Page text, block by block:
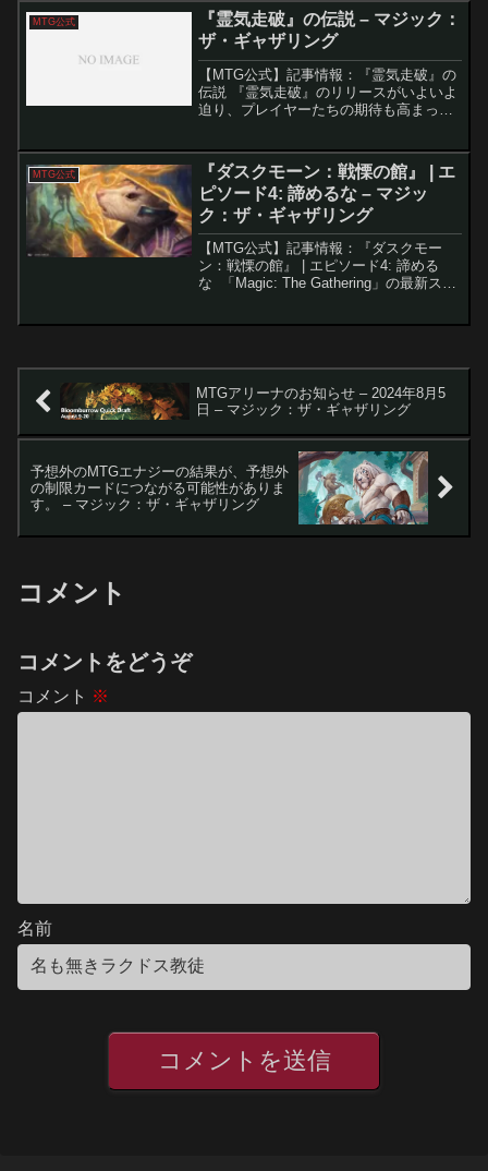
家であるカーニバルが炎に包まれる中、
必死に逃げ出しま...
MTG公式
『霊気走破』の伝説 – マジック：
ザ・ギャザリング
【MTG公式】記事情報：『霊気走破』の
伝説 『霊気走破』のリリースがいよいよ
迫り、プレイヤーたちの期待も高まって
プール・グランプリ」があり、10のチー
ムが神秘的な「霊気...
MTG公式
『ダスクモーン：戦慄の館』 | エ
ピソード4: 諦めるな – マジッ
ク：ザ・ギャザリング
【MTG公式】記事情報：『ダスクモー
ン：戦慄の館』 | エピソード4: 諦める
な 「Magic: The Gathering」の最新スト
MTGアリーナのお知らせ – 2024年8月5
日 – マジック：ザ・ギャザリング
予想外のMTGエナジーの結果が、予想外
の制限カードにつながる可能性がありま
す。 – マジック：ザ・ギャザリング
コメント
コメントをどうぞ
コメント ※
名前